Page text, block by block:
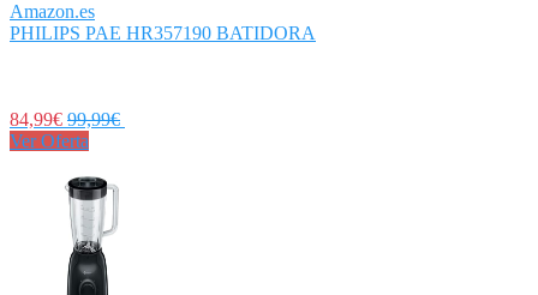
Amazon.es
PHILIPS PAE HR357190 BATIDORA
84,99€ 99,99€
Ver Oferta